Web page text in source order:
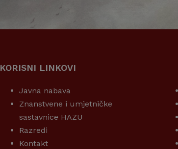
KORISNI LINKOVI
Javna nabava
Znanstvene i umjetničke
sastavnice HAZU
Razredi
Kontakt